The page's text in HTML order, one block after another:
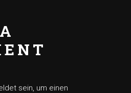
sein, um einen